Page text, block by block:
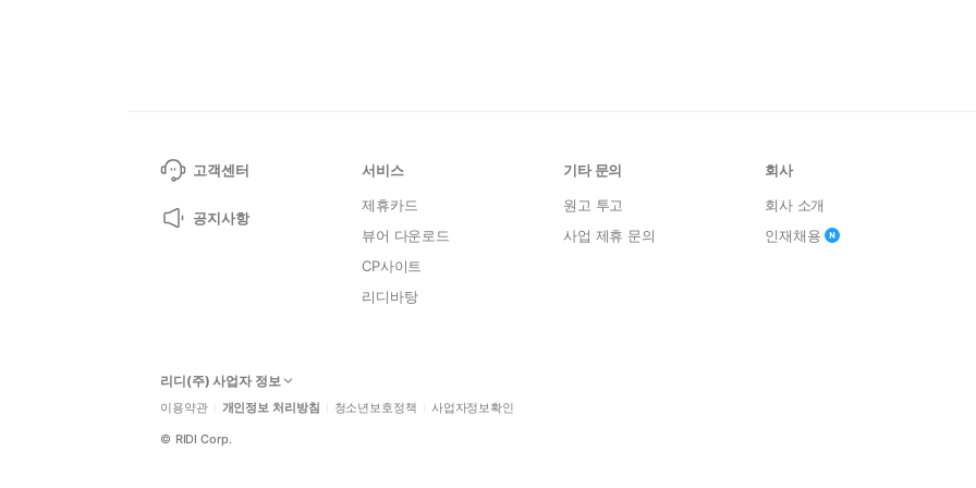
고객센터
공지사항
서비스
제휴카드
뷰어 다운로드
CP사이트
리디바탕
기타 문의
원고 투고
사업 제휴 문의
회사
회사 소개
인재채용
리디(주) 사업자 정보
이용약관 개인정보 처리방침 청소년보호정책 사업자정보확인
© RIDI Corp.